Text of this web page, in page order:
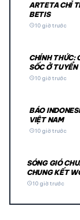
ARTETA CHỈ
BETIS
schedule10 giờ trước
CHÍNH THỨC:
SỐC Ở
schedule10 giờ trước
BÁO
VIỆT NAM
schedule10 giờ trước
SÓNG GIÓ
CHUNG KẾT
schedule10 giờ trước